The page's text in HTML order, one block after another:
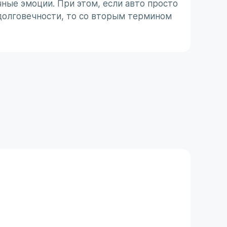
эмоции. При этом, если авто просто
то со вторым термином